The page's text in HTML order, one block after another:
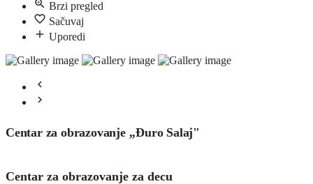
Brzi pregled
Sačuvaj
Uporedi
Centar za obrazovanje ,,Đuro Salaj"
Centar za obrazovanje za decu